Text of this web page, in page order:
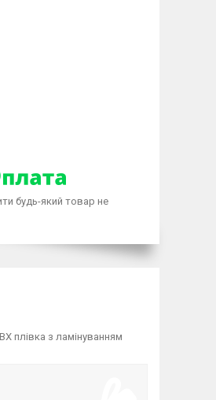
будь-який товар не
плівка з ламінуванням